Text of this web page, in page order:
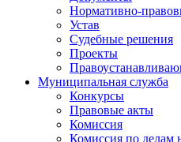
Нормативно-
Устав
Судебные решения
Проекты
Муниципальная служба
Конкурсы
Правовые акты
Комиссия
Комиссия по делам